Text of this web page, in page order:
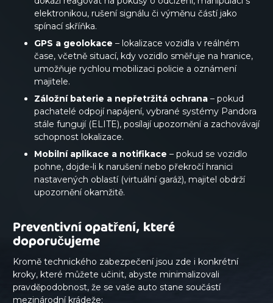
elektronikou, rušení signálu či výměnu částí jako
spínací skříňka.
GPS a geolokace – lokalizace vozidla v reálném
čase, včetně situací, kdy vozidlo směřuje na hranice,
umožňuje rychlou mobilizaci policie a oznámení
majitele.
Záložní baterie a nepřetržitá ochrana – pokud
pachatelé odpojí napájení, vybrané systémy Pandora
stále fungují (ELITE), posílají upozornění a zachovávají
schopnost lokalizace.
Mobilní aplikace a notifikace – pokud se vozidlo
pohne, dojde-li k narušení nebo překročí hranici
nastavených oblastí (virtuální garáž), majitel obdrží
upozornění okamžitě.
Preventivní opatření, které
doporučujeme
Kromě technického zabezpečení jsou zde i konkrétní
kroky, které můžete učinit, abyste minimalizovali
pravděpodobnost, že se vaše auto stane součástí
mezinárodní krádeže: